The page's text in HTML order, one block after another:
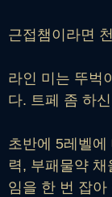
근접챔이라면
라인 미는 뚜벅
다. 트페 좀 하
초반에 5레벨에
력, 부패물약
임을 한 번 잡아